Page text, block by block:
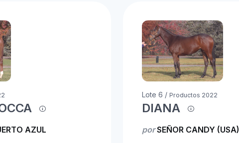
AZUL
Lote 6 / Productos 2022
DIANA
porSEÑOR CANDY (USA)